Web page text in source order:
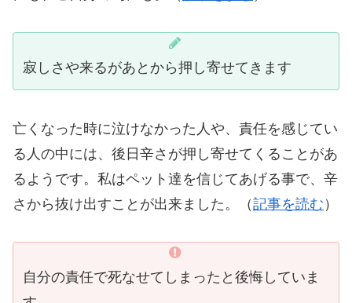
寂しさや来るがあとから押し寄せてきます
亡くなった時に泣けなかった人や、責任を感じてい
る人の中には、後日辛さが押し寄せてくることがあ
るようです。私はペット達を信じてあげる事で、辛
さから抜け出すことが出来ました。（記事を読む ）
自分の責任で死なせてしまったと後悔していま